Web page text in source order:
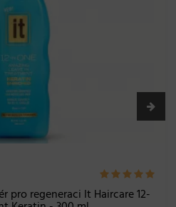
pro regeneraci It Haircare 12-